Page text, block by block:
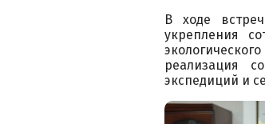
В ходе
укрепления
реализация
экспедиций и